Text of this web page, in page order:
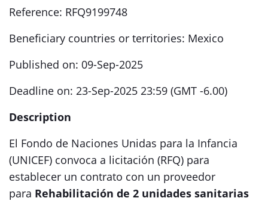
Reference: RFQ9199748
Beneficiary countries or territories: Mexico
Published on: 09-Sep-2025
Deadline on: 23-Sep-2025 23:59 (GMT -6.00)
Description
El Fondo de Naciones Unidas para la Infancia
(UNICEF) convoca a licitación (RFQ) para
establecer un contrato con un proveedor
para Rehabilitación de 2 unidades sanitarias